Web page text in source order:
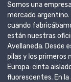
Somos una
mercado
cuando
están nuestras
Avellaneda. Desde
pilas y los primeros
Europa: cinta
fluorescentes. En